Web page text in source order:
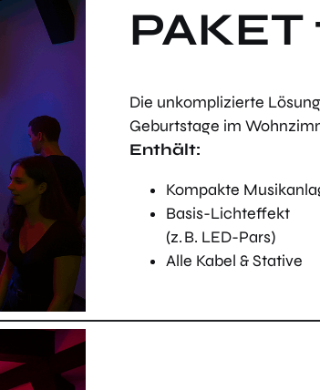
PAKET
Die unkomplizierte
Geburtstage im
Enthält:
Kompakte
Basis-Lichteffekt
(z. B. LED-Pars)
Alle Kabel & Stative